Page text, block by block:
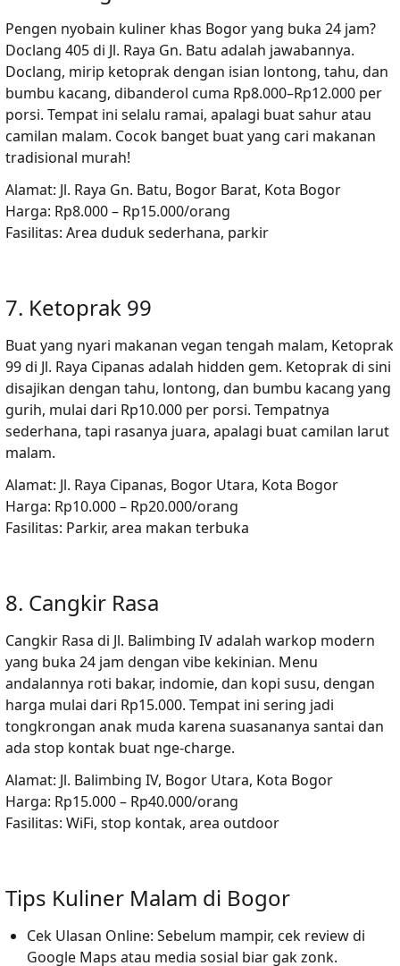
Pengen nyobain kuliner khas Bogor yang buka 24 jam?
Doclang 405di Jl. Raya Gn. Batu adalah jawabannya.
Doclang, mirip ketoprak dengan isian lontong, tahu, dan
bumbu kacang, dibanderol cuma Rp8.000–Rp12.000 per
porsi. Tempat ini selalu ramai, apalagi buat sahur atau
camilan malam. Cocok banget buat yang cari makanan
tradisional murah!
Alamat: Jl. Raya Gn. Batu, Bogor Barat, Kota Bogor
Harga: Rp8.000 – Rp15.000/orang
Fasilitas: Area duduk sederhana, parkir
7. Ketoprak 99
Buat yang nyari makanan vegan tengah malam, Ketoprak
99di Jl. Raya Cipanas adalah hidden gem. Ketoprak di sini
disajikan dengan tahu, lontong, dan bumbu kacang yang
gurih, mulai dari Rp10.000 per porsi. Tempatnya
sederhana, tapi rasanya juara, apalagi buat camilan larut
malam.
Alamat: Jl. Raya Cipanas, Bogor Utara, Kota Bogor
Harga: Rp10.000 – Rp20.000/orang
Fasilitas: Parkir, area makan terbuka
8. Cangkir Rasa
Cangkir Rasa di Jl. Balimbing IV adalah warkop modern
yang buka 24 jam dengan vibe kekinian. Menu
andalannya roti bakar, indomie, dan kopi susu, dengan
harga mulai dari Rp15.000. Tempat ini sering jadi
tongkrongan anak muda karena suasananya santai dan
ada stop kontak buat nge-charge.
Alamat: Jl. Balimbing IV, Bogor Utara, Kota Bogor
Harga: Rp15.000 – Rp40.000/orang
Fasilitas: WiFi, stop kontak, area outdoor
Tips Kuliner Malam di Bogor
Cek Ulasan Online: Sebelum mampir, cek review di
Google Maps atau media sosial biar gak zonk.